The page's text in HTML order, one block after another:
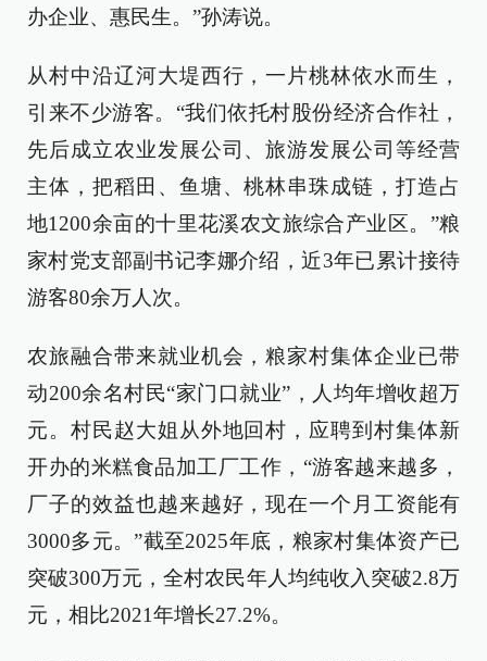
办企业、惠民生。”孙涛说。
从村中沿辽河大堤西行，一片桃林依水而生，
引来不少游客。“我们依托村股份经济合作社，
先后成立农业发展公司、旅游发展公司等经营
主体，把稻田、鱼塘、桃林串珠成链，打造占
地1200余亩的十里花溪农文旅综合产业区。”粮
家村党支部副书记李娜介绍，近3年已累计接待
游客80余万人次。
农旅融合带来就业机会，粮家村集体企业已带
动200余名村民“家门口就业”，人均年增收超万
元。村民赵大姐从外地回村，应聘到村集体新
开办的米糕食品加工厂工作，“游客越来越多，
厂子的效益也越来越好，现在一个月工资能有
3000多元。”截至2025年底，粮家村集体资产已
突破300万元，全村农民年人均纯收入突破2.8万
元，相比2021年增长27.2%。